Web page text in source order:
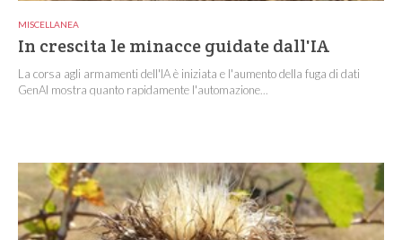
MISCELLANEA
In crescita le minacce guidate dall'IA
La corsa agli armamenti dell'IA è iniziata e l'aumento della fuga di dati
GenAI mostra quanto rapidamente l'automazione...